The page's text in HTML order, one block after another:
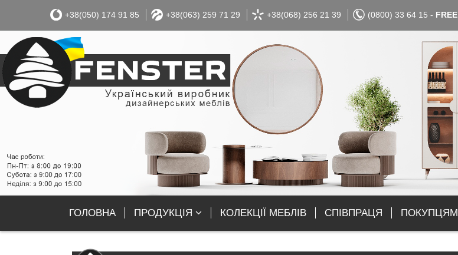
+38(050) 174 91 85 +38(063) 259 71 29 +38(068) 256 21 39 (0800) 33 64 15 - FREE
ГОЛОВНА ПРОДУКЦІЯ КОЛЕКЦІЇ МЕБЛІВ СПІВПРАЦЯ ПОКУПЦЯМ